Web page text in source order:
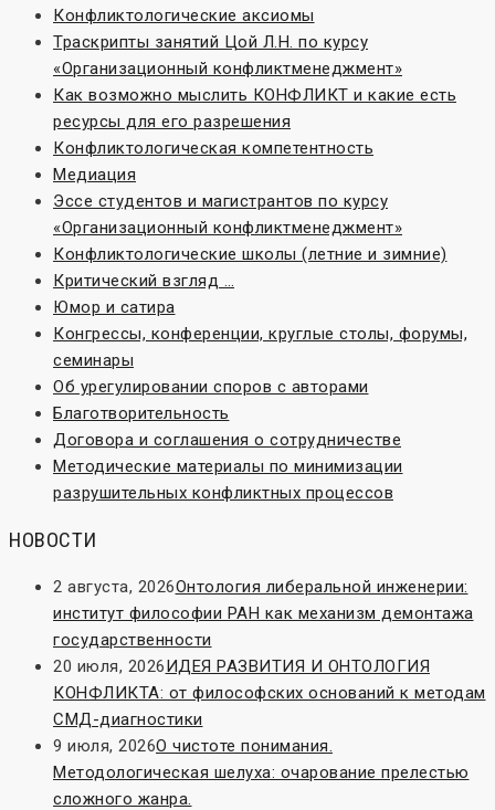
Конфликтологические аксиомы
Траскрипты занятий Цой Л.Н. по курсу
«Организационный конфликтменеджмент»
Как возможно мыслить КОНФЛИКТ и какие есть
ресурсы для его разрешения
Конфликтологическая компетентность
Медиация
Эссе студентов и магистрантов по курсу
«Организационный конфликтменеджмент»
Конфликтологические школы (летние и зимние)
Критический взгляд …
Юмор и сатира
Конгрессы, конференции, круглые столы, форумы,
семинары
Об урегулировании споров с авторами
Благотворительность
Договора и соглашения о сотрудничестве
Методические материалы по минимизации
разрушительных конфликтных процессов
НОВОСТИ
2 августа, 2026Онтология либеральной инженерии:
институт философии РАН как механизм демонтажа
государственности
20 июля, 2026ИДЕЯ РАЗВИТИЯ И ОНТОЛОГИЯ
КОНФЛИКТА: от философских оснований к методам
СМД-диагностики
9 июля, 2026О чистоте понимания.
Методологическая шелуха: очарование прелестью
сложного жанра.